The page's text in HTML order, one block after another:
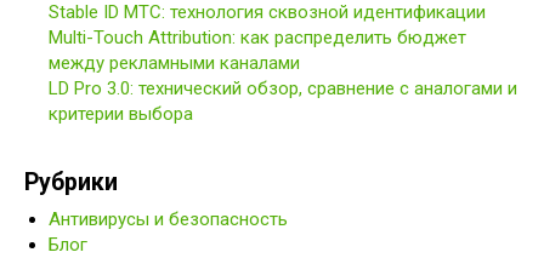
Stable ID МТС: технология сквозной идентификации
Multi-Touch Attribution: как распределить бюджет
между рекламными каналами
LD Pro 3.0: технический обзор, сравнение с аналогами и
критерии выбора
Рубрики
Антивирусы и безопасность
Блог